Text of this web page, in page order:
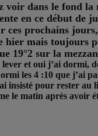
voir dans le fond la
en ce début de
ces prochains
hier mais toujours
19°2 sur la
et oui j’ai dormi,
les 4 :10 que j’ai
insisté pour rester au
le matin après avoir